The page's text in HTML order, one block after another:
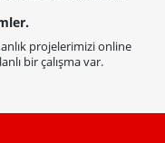
projelerimizi online
bir çalışma var.